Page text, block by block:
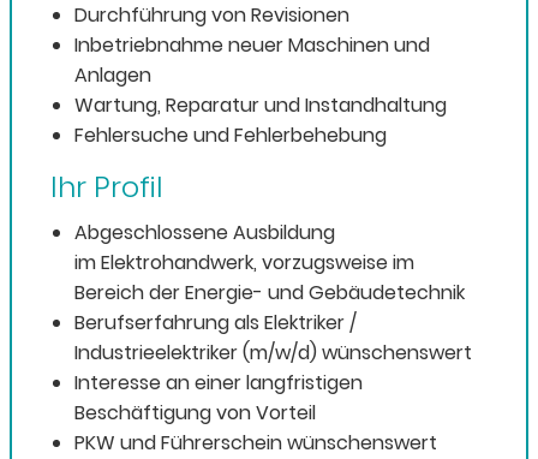
Durchführung von Revisionen
Inbetriebnahme neuer Maschinen und
Anlagen
Wartung, Reparatur und Instandhaltung
Fehlersuche und Fehlerbehebung
Ihr Profil
Abgeschlossene Ausbildung
im Elektrohandwerk, vorzugsweise im
Bereich der Energie- und Gebäudetechnik
Berufserfahrung als Elektriker /
Industrieelektriker (m/w/d) wünschenswert
Interesse an einer langfristigen
Beschäftigung von Vorteil
PKW und Führerschein wünschenswert